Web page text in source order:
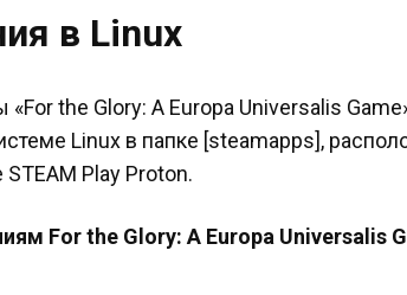
в Linux
«For the Glory: A Europa Universalis
Linux в папке [steamapps],
Play Proton.
For the Glory: A Europa Universalis